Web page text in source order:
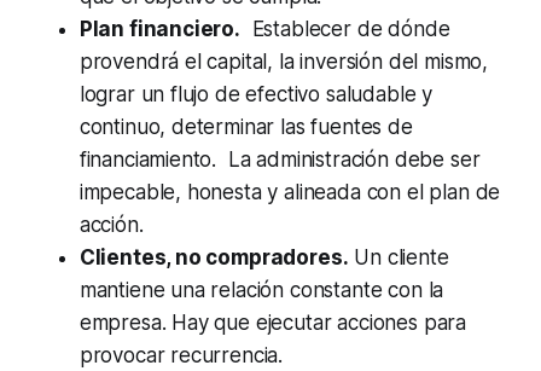
Plan financiero. Establecer de dónde
provendrá el capital, la inversión del mismo,
lograr un flujo de efectivo saludable y
continuo, determinar las fuentes de
financiamiento. La administración debe ser
impecable, honesta y alineada con el plan de
acción.
Clientes, no compradores. Un cliente
mantiene una relación constante con la
empresa. Hay que ejecutar acciones para
provocar recurrencia.